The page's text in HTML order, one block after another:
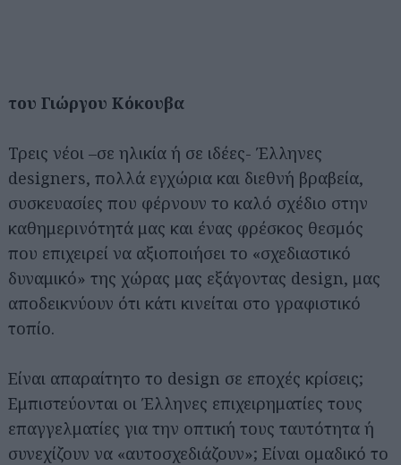
του Γιώργου Κόκουβα
Τρεις νέοι –σε ηλικία ή σε ιδέες- Έλληνες
designers, πολλά εγχώρια και διεθνή βραβεία,
συσκευασίες που φέρνουν το καλό σχέδιο στην
καθημερινότητά μας και ένας φρέσκος θεσμός
που επιχειρεί να αξιοποιήσει το «σχεδιαστικό
δυναμικό» της χώρας μας εξάγοντας design, μας
αποδεικνύουν ότι κάτι κινείται στο γραφιστικό
τοπίο.
Είναι απαραίτητο το design σε εποχές κρίσεις;
Εμπιστεύονται οι Έλληνες επιχειρηματίες τους
επαγγελματίες για την οπτική τους ταυτότητα ή
συνεχίζουν να «αυτοσχεδιάζουν»; Είναι ομαδικό το